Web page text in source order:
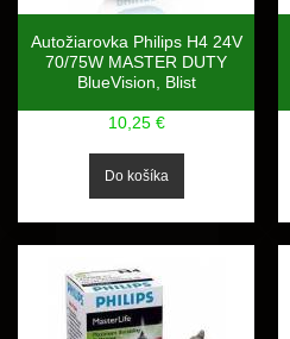
Autožiarovka Philips H4 24V
70/75W MASTER DUTY
BlueVision, Blist
10,25 €